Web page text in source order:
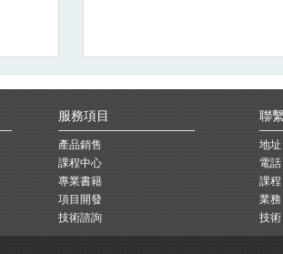
服務項目
產品銷售
課程中心
專業書籍
項目開發
技術諮詢
聯
地
電
課程
業務
技術